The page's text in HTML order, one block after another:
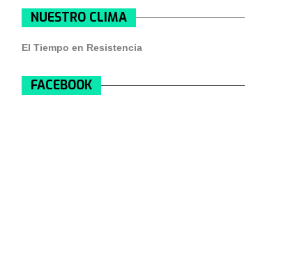
NUESTRO CLIMA
El Tiempo en Resistencia
FACEBOOK